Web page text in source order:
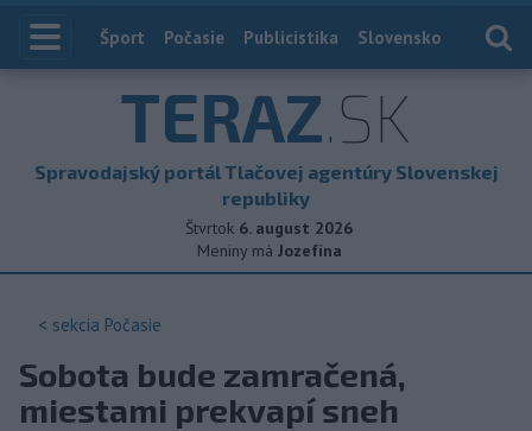
Index
Šport Počasie Publicistika Slovensko
TERAZ.SK
Spravodajský portál Tlačovej agentúry Slovenskej
republiky
Štvrtok 6. august 2026
Meniny má Jozefína
< sekcia Počasie
Sobota bude zamračená,
miestami prekvapí sneh